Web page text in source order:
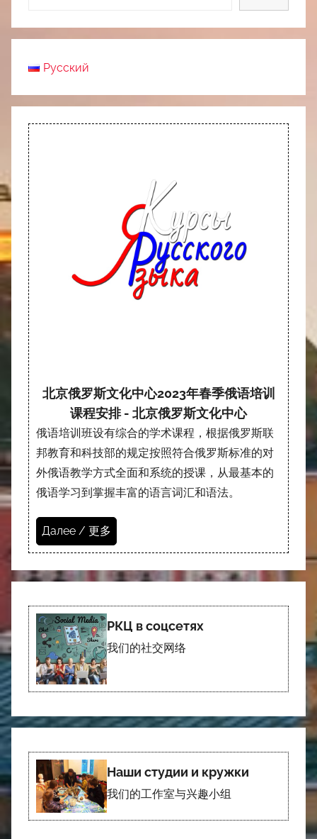
Русский
北京俄罗斯文化中心2023年春季俄语培训
课程安排 - 北京俄罗斯文化中心
俄语培训班设有综合的学术课程，根据俄罗斯联
邦教育和科技部的规定按照符合俄罗斯标准的对
外俄语教学方式全面和系统的授课，从最基本的
俄语学习到掌握丰富的语言词汇和语法。
Далее / 更多
РКЦ в соцсетях
我们的社交网络
Наши студии и кружки
我们的工作室与兴趣小组